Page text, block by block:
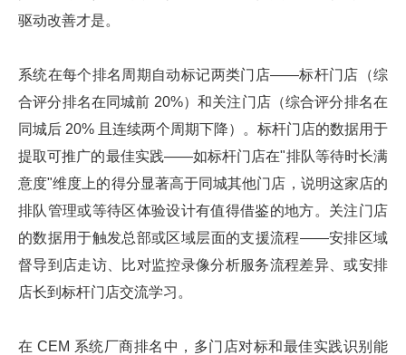
驱动改善才是。
系统在每个排名周期自动标记两类门店——标杆门店（综
合评分排名在同城前 20%）和关注门店（综合评分排名在
同城后 20% 且连续两个周期下降）。标杆门店的数据用于
提取可推广的最佳实践——如标杆门店在"排队等待时长满
意度"维度上的得分显著高于同城其他门店，说明这家店的
排队管理或等待区体验设计有值得借鉴的地方。关注门店
的数据用于触发总部或区域层面的支援流程——安排区域
督导到店走访、比对监控录像分析服务流程差异、或安排
店长到标杆门店交流学习。
在 CEM 系统厂商排名中，多门店对标和最佳实践识别能